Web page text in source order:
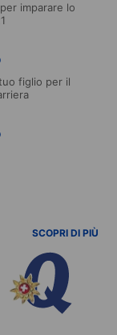
imparare lo
figlio per il
SCOPRI DI PIÙ